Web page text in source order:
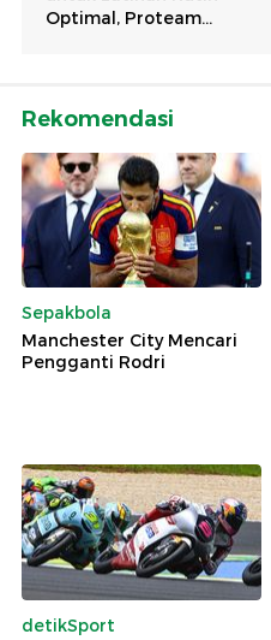
Rekomendasi
Sepakbola
Manchester City Mencari
Pengganti Rodri
detikSport